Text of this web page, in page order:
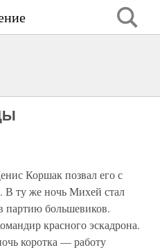
Коршак позвал его с
В ту же ночь Михей стал
партию большевиков.
красного эскадрона.
коротка — работу